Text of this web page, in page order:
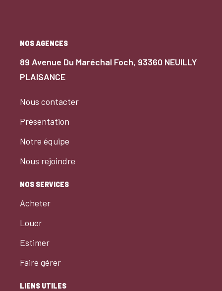
NOS AGENCES
89 Avenue Du Maréchal Foch, 93360 NEUILLY
PLAISANCE
Nous contacter
Présentation
Notre équipe
Nous rejoindre
NOS SERVICES
Acheter
Louer
Estimer
Faire gérer
LIENS UTILES